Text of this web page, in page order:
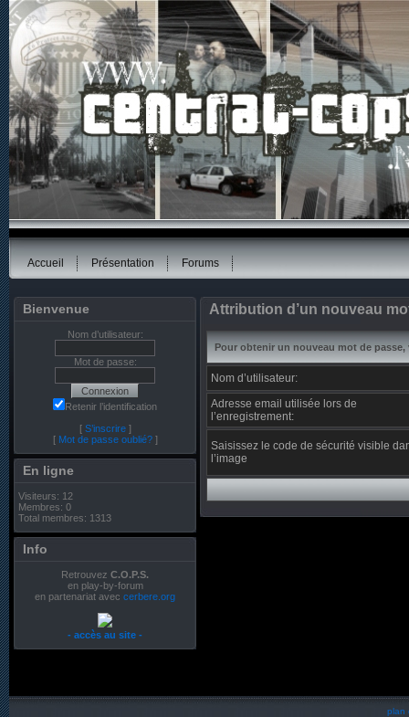
Accueil Présentation Forums
Bienvenue
Nom d’utilisateur:
Mot de passe:
Retenir l’identification
[ S’inscrire]
[ Mot de passe oublié?]
En ligne
Visiteurs: 12
Membres: 0
Total membres: 1313
Info
Retrouvez C.O.P.S.
en play-by-forum
en partenariat avec cerbere.org
- accès au site -
Attribution d’un nouveau
Pour obtenir un nouveau mot de
Nom d’utilisateur:
Adresse email utilisée lors de
l’enregistrement:
Saisissez le code de sécurité visible
l’image
plan